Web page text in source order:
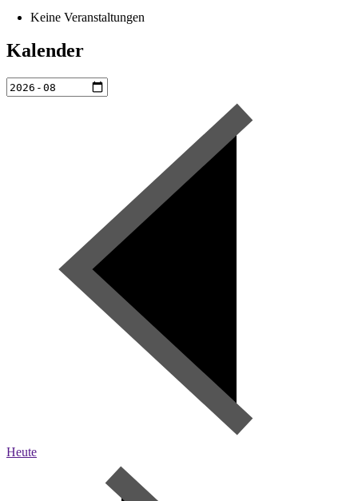
Keine Veranstaltungen
Kalender
Heute